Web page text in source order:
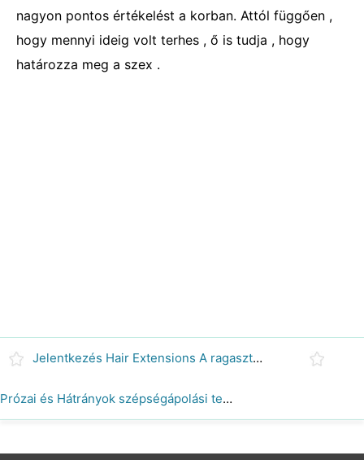
nagyon pontos értékelést a korban. Attól függően ,
hogy mennyi ideig volt terhes , ő is tudja , hogy
határozza meg a szex .
Jelentkezés Hair Extensions A ragasztás ragasztó
Prózai és Hátrányok szépségápolási termékek Női